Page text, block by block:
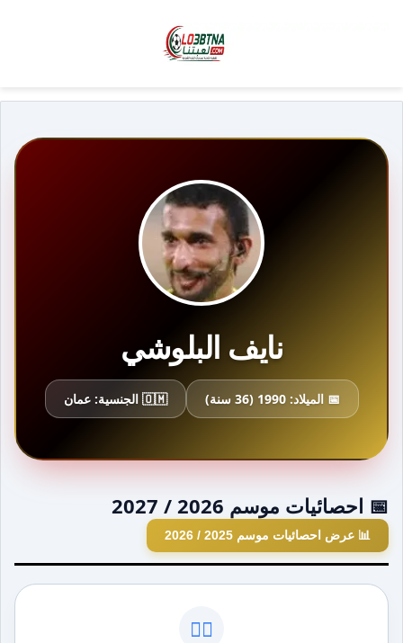
نايف البلوشي
📅 الميلاد: 1990 (36 سنة) 🇴🇲 الجنسية: عمان
📅 احصائيات موسم 2026 / 2027
📊 عرض احصائيات موسم 2025 / 2026
🏃‍♂️